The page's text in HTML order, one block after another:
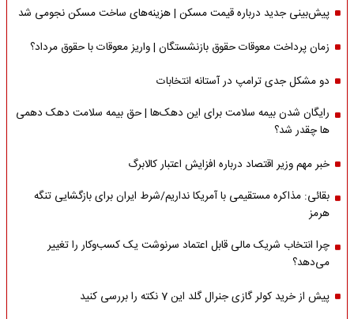
پیش‌بینی جدید درباره قیمت مسکن | هزینه‌های ساخت مسکن نجومی شد
زمان پرداخت معوقات حقوق بازنشستگان | واریز معوقات با حقوق مرداد؟
دو مشکل جدی ترامپ در آستانه انتخابات
رایگان شدن بیمه سلامت برای این دهک‌ها | حق بیمه‌ سلامت دهک دهمی
ها چقدر شد؟
خبر مهم وزیر اقتصاد درباره افزایش اعتبار کالابرگ
بقائی: مذاکره مستقیمی با آمریکا نداریم/شرط ایران برای بازگشایی تنگه
هرمز
چرا انتخاب شریک مالی قابل اعتماد سرنوشت یک کسب‌وکار را تغییر
می‌دهد؟
پیش از خرید کولر گازی جنرال گلد این 7 نکته را بررسی کنید